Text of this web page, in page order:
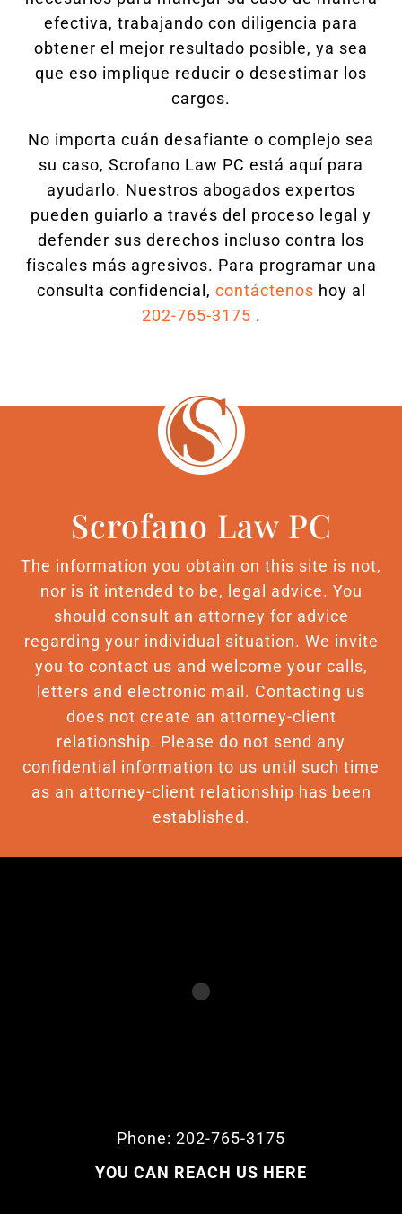
efectiva, trabajando con diligencia para
obtener el mejor resultado posible, ya sea
que eso implique reducir o desestimar los
cargos.
No importa cuán desafiante o complejo sea
su caso, Scrofano Law PC está aquí para
ayudarlo. Nuestros abogados expertos
pueden guiarlo a través del proceso legal y
defender sus derechos incluso contra los
fiscales más agresivos. Para programar una
consulta confidencial, contáctenos hoy al
202-765-3175 .
Scrofano Law PC
The information you obtain on this site is not,
nor is it intended to be, legal advice. You
should consult an attorney for advice
regarding your individual situation. We invite
you to contact us and welcome your calls,
letters and electronic mail. Contacting us
does not create an attorney-client
relationship. Please do not send any
confidential information to us until such time
as an attorney-client relationship has been
established.
Phone: 202-765-3175
YOU CAN REACH US HERE